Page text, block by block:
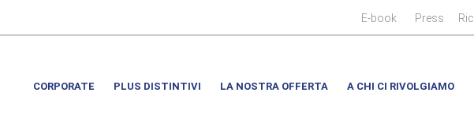
E-book
Press
CORPORATE PLUS DISTINTIVI LA NOSTRA OFFERTA A CHI CI RIVOLGIAMO